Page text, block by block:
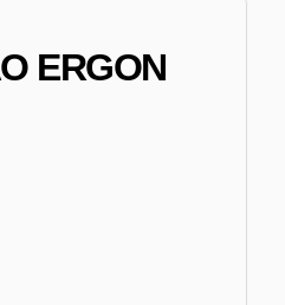
ERGON